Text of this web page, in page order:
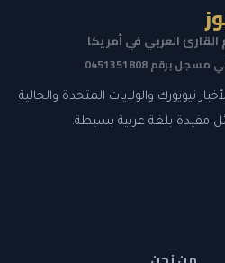
العربي في أمريكا
برقم 0451351808
نيويورك والولايات المتحدة والجالية
مفيدة بلغة عربية بسيطة.